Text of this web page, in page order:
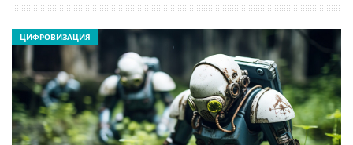
ЦИФРОВИЗАЦИЯ